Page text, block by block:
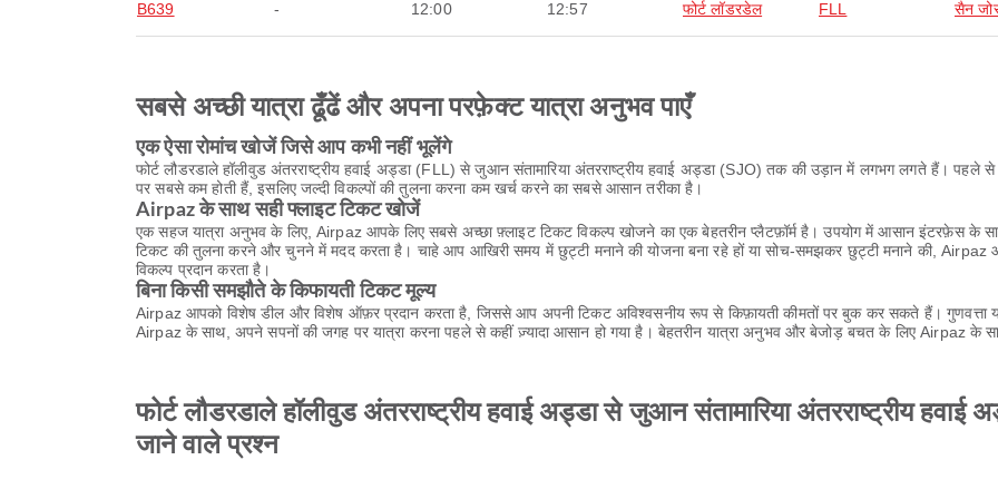
B639 - 12:00 12:57 फोर्ट लॉडरडेल FLL सैन
सबसे अच्छी यात्रा ढूँढें और अपना परफ़ेक्ट यात्रा अनुभव पाएँ
एक ऐसा रोमांच खोजें जिसे आप कभी नहीं भूलेंगे
फोर्ट लौडरडाले हॉलीवुड अंतरराष्ट्रीय हवाई अड्डा (FLL) से जुआन संतामारिया अंतरराष्ट्रीय हवाई अड्डा (SJO) तक की उड़ान में लगभग लगते हैं। पहले
पर सबसे कम होती हैं, इसलिए जल्दी विकल्पों की तुलना करना कम खर्च करने का सबसे आसान तरीका है।
Airpaz के साथ सही फ्लाइट टिकट खोजें
एक सहज यात्रा अनुभव के लिए, Airpaz आपके लिए सबसे अच्छा फ़्लाइट टिकट विकल्प खोजने का एक बेहतरीन प्लैटफ़ॉर्म है। उपयोग में आसान इंटरफ़ेस
टिकट की तुलना करने और चुनने में मदद करता है। चाहे आप आखिरी समय में छुट्टी मनाने की योजना बना रहे हों या सोच-समझकर छुट्टी मनाने की, Airpaz
विकल्प प्रदान करता है।
बिना किसी समझौते के किफायती टिकट मूल्य
Airpaz आपको विशेष डील और विशेष ऑफ़र प्रदान करता है, जिससे आप अपनी टिकट अविश्वसनीय रूप से किफ़ायती कीमतों पर बुक कर सकते हैं। गुणवत्ता या
Airpaz के साथ, अपने सपनों की जगह पर यात्रा करना पहले से कहीं ज़्यादा आसान हो गया है। बेहतरीन यात्रा अनुभव और बेजोड़ बचत के लिए Airpaz के
फोर्ट लौडरडाले हॉलीवुड अंतरराष्ट्रीय हवाई अड्डा से जुआन संतामारिया अंतरराष्ट्रीय
जाने वाले प्रश्न